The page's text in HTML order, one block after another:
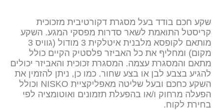
שקע חכם בודד בעל מסגרת דקורטיבית מזכוכית
קריסטל התואמת לשאר סדרות מפסקי המגע. השקע
מותאם לקופסא מלבנית איטלקית 3 מודול (גוויס 3
מקום) ומחליף את כל האביזר פלסטיק הקיים כולל
מתאם והמסגרת עצמה. המסגרת זכוכית והאביזר יכולים
להגיע בצבע לבן או בצע שחור. כמו כן, ניתן להזמין את
השקע כחכם ובעל שליטה מאפליקציית NISKO וכולל
הפעלה מרחוק ו/או בהפעלת תזמונים ואוטומציה לפי
בחירת לקוח.